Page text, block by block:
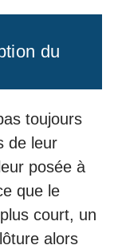
du
toujours
de leur
posée à
que le
court, un
alors